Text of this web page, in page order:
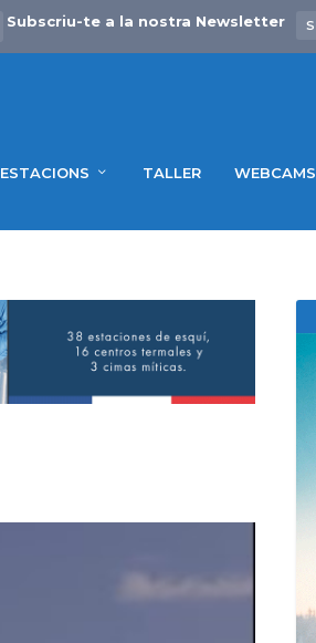
Subscriu-te a la nostra Newsletter
ESTACIONS TALLER WEBCAMS